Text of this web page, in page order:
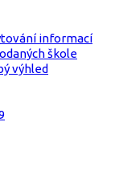
informací
škole
výhled